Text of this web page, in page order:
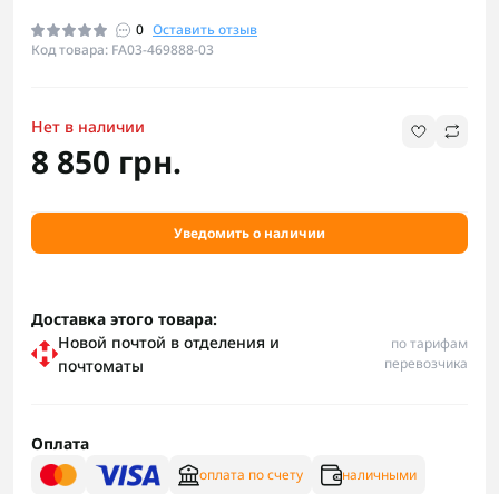
0 Оставить отзыв
Код товара: FA03-469888-03
Нет в наличии
8 850 грн.
Уведомить о наличии
Доставка этого товара:
Новой почтой в отделения и
почтоматы
по тарифам
перевозчика
Оплата
оплата по счету наличными